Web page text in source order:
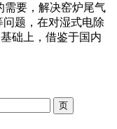
需要，解决窑炉尾气
题，在对湿式电除
础上，借鉴于国内